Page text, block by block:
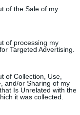
of the Sale of my
of processing my
Targeted Advertising.
of Collection, Use,
and/or Sharing of my
Is Unrelated with the
it was collected.
és
kereső, a
Play-ben